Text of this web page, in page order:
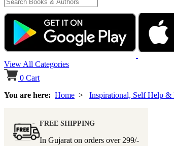
View All Categories
0 Cart
You are here: Home > Inspirational, Self Help &
FREE SHIPPING
In Gujarat on orders over 299/-